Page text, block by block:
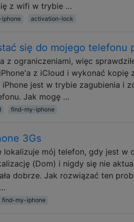
z wifi w trybie …
activation-lock
się do mojego telefonu
z ograniczeniami, więc
z iCloud i wykonać kopię
jest w trybie zagubienia i
Jak mogę …
find-my-iphone
3Gs
lokalizuje mój telefon, gdy jest w
(Dom) i nigdy się nie
dobrze. Jak rozwiązać ten
find-my-iphone